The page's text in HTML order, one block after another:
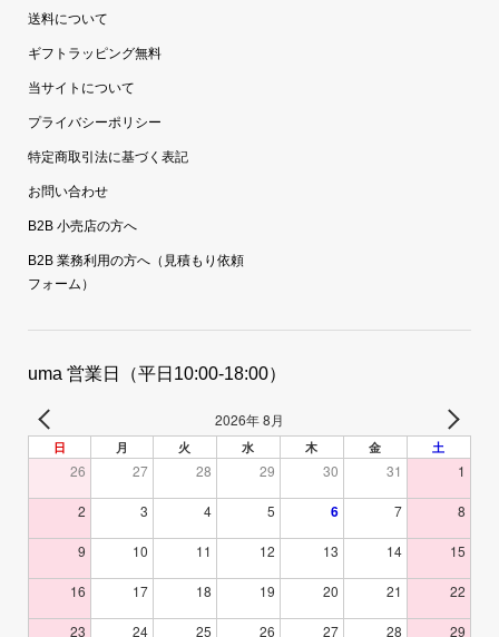
送料について
ギフトラッピング無料
当サイトについて
プライバシーポリシー
特定商取引法に基づく表記
お問い合わせ
B2B 小売店の方へ
B2B 業務利用の方へ（見積もり依頼
フォーム）
uma 営業日（平日10:00-18:00）
2026年 8月
日 月 火 水 木 金 土
26 27 28 29 30 31 1
2 3 4 5 6 7 8
9 10 11 12 13 14 15
16 17 18 19 20 21 22
23 24 25 26 27 28 29